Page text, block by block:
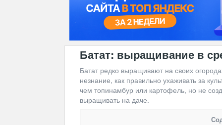
Батат: выращивание в
Батат редко выращивают на своих
незнание, как правильно ухаживать за
чем топинамбур или картофель, но не
выращивать на даче.